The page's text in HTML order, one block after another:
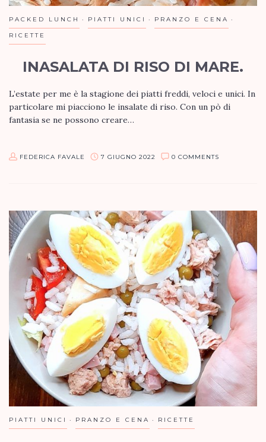
PACKED LUNCH PIATTI UNICI PRANZO E CENA
RICETTE
INASALATA DI RISO DI MARE.
L’estate per me è la stagione dei piatti freddi, veloci e unici. In
particolare mi piacciono le insalate di riso. Con un pò di
fantasia se ne possono creare…
FEDERICA FAVALE 7 GIUGNO 2022 0 COMMENTS
PIATTI UNICI PRANZO E CENA RICETTE